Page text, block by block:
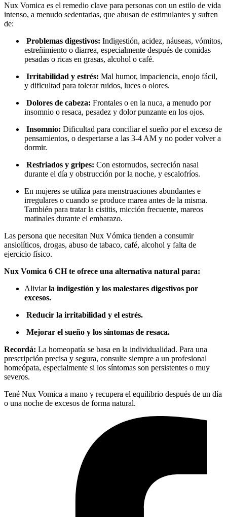
Nux Vomica es el remedio clave para personas con un estilo de vida
intenso, a menudo sedentarias, que abusan de estimulantes y sufren
de:
Problemas digestivos: Indigestión, acidez, náuseas, vómitos,
estreñimiento o diarrea, especialmente después de comidas
pesadas o ricas en grasas, alcohol o café.
Irritabilidad y estrés: Mal humor, impaciencia, enojo fácil,
y dificultad para tolerar ruidos, luces o olores.
Dolores de cabeza: Frontales o en la nuca, a menudo por
insomnio o resaca, pesadez y dolor punzante en los ojos.
Insomnio: Dificultad para conciliar el sueño por el exceso de
pensamientos, o despertarse a las 3-4 AM y no poder volver a
dormir.
Resfriados y gripes: Con estornudos, secreción nasal
durante el día y obstrucción por la noche, y escalofríos.
En mujeres se utiliza para menstruaciones abundantes e
irregulares o cuando se produce marea antes de la misma.
También para tratar la cistitis, micción frecuente, mareos
matinales durante el embarazo.
Las persona que necesitan Nux Vómica tienden a consumir
ansiolíticos, drogas, abuso de tabaco, café, alcohol y falta de
ejercicio físico.
Nux Vomica 6 CH te ofrece una alternativa natural para:
Aliviarla indigestión y los malestares digestivos por
excesos.
Reducir la irritabilidad y el estrés.
Mejorar el sueño y los síntomas de resaca.
Recordá: La homeopatía se basa en la individualidad. Para una
prescripción precisa y segura, consulte siempre a un profesional
homeópata, especialmente si los síntomas son persistentes o muy
severos.
Tené Nux Vomica a mano y recupera el equilibrio después de un día
o una noche de excesos de forma natural.